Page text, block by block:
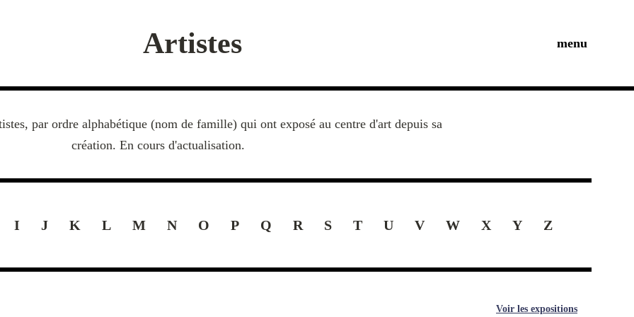
Artistes menu
par ordre alphabétique (nom de famille) qui ont exposé au centre d'art depuis sa
création. En cours d'actualisation.
I J K L M N O P Q R S T U V W X Y Z
Voir les expositions